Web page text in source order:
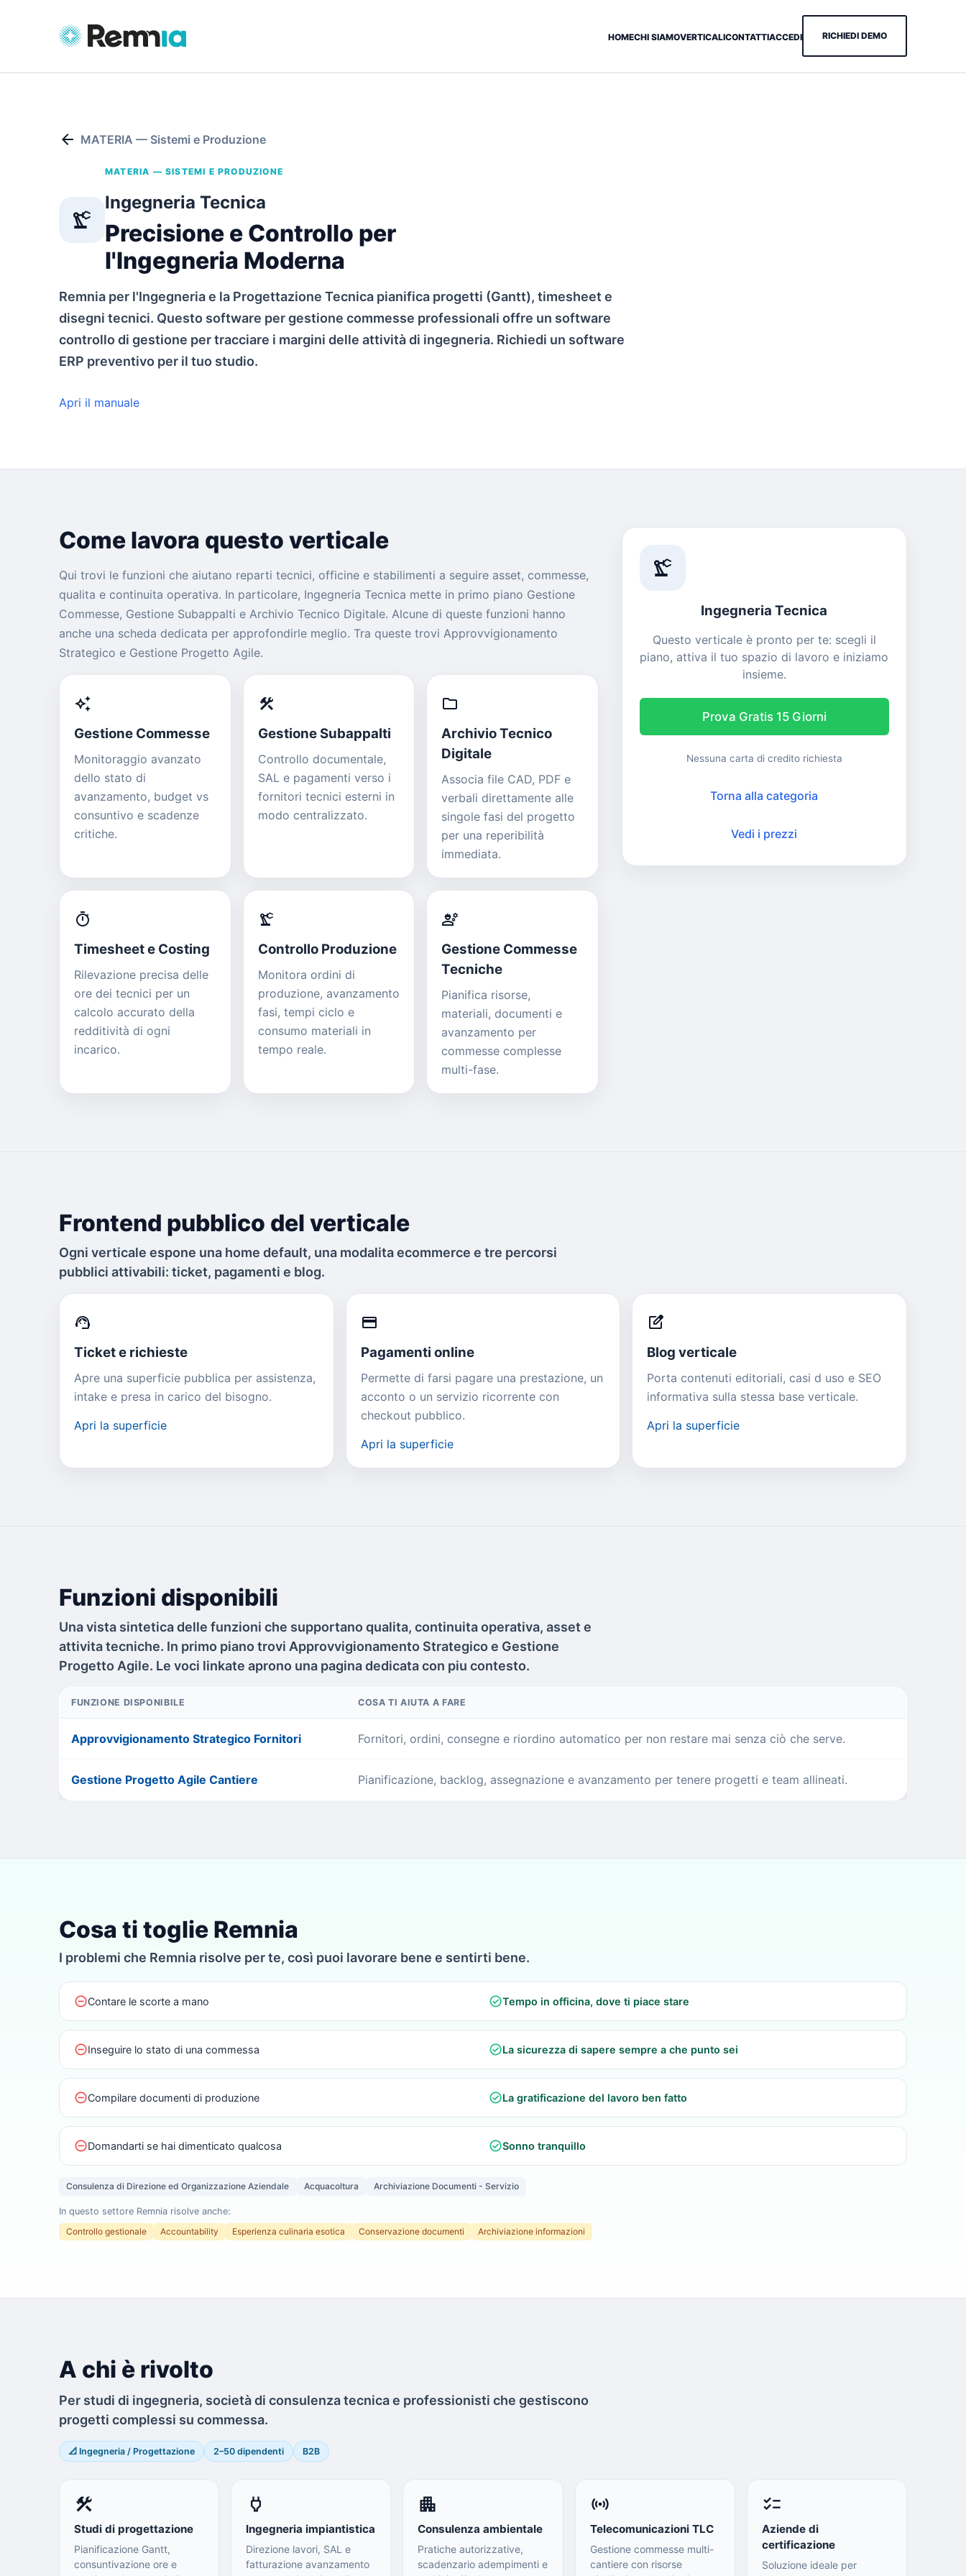
HOMECHI SIAMOVERTICALICONTATTIACCEDI RICHIEDI DEMO
arrow_back MATERIA — Sistemi e Produzione
precision_manufacturing
MATERIA — SISTEMI E PRODUZIONE
Ingegneria Tecnica
Precisione e Controllo per
l'Ingegneria Moderna
Remnia per l'Ingegneria e la Progettazione Tecnica pianifica progetti (Gantt), timesheet e
disegni tecnici. Questo software per gestione commesse professionali offre un software
controllo di gestione per tracciare i margini delle attività di ingegneria. Richiedi un software
ERP preventivo per il tuo studio.
Apri il manuale
Come lavora questo verticale
Qui trovi le funzioni che aiutano reparti tecnici, officine e stabilimenti a seguire asset, commesse,
qualita e continuita operativa. In particolare, Ingegneria Tecnica mette in primo piano Gestione
Commesse, Gestione Subappalti e Archivio Tecnico Digitale. Alcune di queste funzioni hanno
anche una scheda dedicata per approfondirle meglio. Tra queste trovi Approvvigionamento
Strategico e Gestione Progetto Agile.
auto_awesome
Gestione Commesse
Monitoraggio avanzato
dello stato di
avanzamento, budget vs
consuntivo e scadenze
critiche.
construction
Gestione Subappalti
Controllo documentale,
SAL e pagamenti verso i
fornitori tecnici esterni in
modo centralizzato.
folder
Archivio Tecnico
Digitale
Associa file CAD, PDF e
verbali direttamente alle
singole fasi del progetto
per una reperibilità
immediata.
timer
Timesheet e Costing
Rilevazione precisa delle
ore dei tecnici per un
calcolo accurato della
redditività di ogni
incarico.
precision_manufacturing
Controllo Produzione
Monitora ordini di
produzione, avanzamento
fasi, tempi ciclo e
consumo materiali in
tempo reale.
engineering
Gestione Commesse
Tecniche
Pianifica risorse,
materiali, documenti e
avanzamento per
commesse complesse
multi-fase.
precision_manufacturing
Ingegneria Tecnica
Questo verticale è pronto per te: scegli il
piano, attiva il tuo spazio di lavoro e iniziamo
insieme.
Prova Gratis 15 Giorni
Nessuna carta di credito richiesta
Torna alla categoria
Vedi i prezzi
Frontend pubblico del verticale
Ogni verticale espone una home default, una modalita ecommerce e tre percorsi
pubblici attivabili: ticket, pagamenti e blog.
support_agent
Ticket e richieste
Apre una superficie pubblica per assistenza,
intake e presa in carico del bisogno.
Apri la superficie
credit_card
Pagamenti online
Permette di farsi pagare una prestazione, un
acconto o un servizio ricorrente con
checkout pubblico.
Apri la superficie
edit_square
Blog verticale
Porta contenuti editoriali, casi d uso e SEO
informativa sulla stessa base verticale.
Apri la superficie
Funzioni disponibili
Una vista sintetica delle funzioni che supportano qualita, continuita operativa, asset e
attivita tecniche. In primo piano trovi Approvvigionamento Strategico e Gestione
Progetto Agile. Le voci linkate aprono una pagina dedicata con piu contesto.
FUNZIONE DISPONIBILE COSA TI AIUTA A FARE
Approvvigionamento Strategico Fornitori Fornitori, ordini, consegne e riordino automatico per non restare mai senza ciò che serve.
Gestione Progetto Agile Cantiere Pianificazione, backlog, assegnazione e avanzamento per tenere progetti e team allineati.
Cosa ti toglie Remnia
I problemi che Remnia risolve per te, così puoi lavorare bene e sentirti bene.
do_not_disturb_onContare le scorte a mano check_circleTempo in officina, dove ti piace stare
do_not_disturb_onInseguire lo stato di una commessa check_circleLa sicurezza di sapere sempre a che punto sei
do_not_disturb_onCompilare documenti di produzione check_circleLa gratificazione del lavoro ben fatto
do_not_disturb_onDomandarti se hai dimenticato qualcosa check_circleSonno tranquillo
Consulenza di Direzione ed Organizzazione Aziendale Acquacoltura Archiviazione Documenti - Servizio
In questo settore Remnia risolve anche:
Controllo gestionale
Accountability Esperienza culinaria esotica Conservazione documenti Archiviazione informazioni
A chi è rivolto
Per studi di ingegneria, società di consulenza tecnica e professionisti che gestiscono
progetti complessi su commessa.
📐 Ingegneria / Progettazione 2–50 dipendenti B2B
construction
Studi di progettazione
Pianificazione Gantt,
consuntivazione ore e
power
Ingegneria impiantistica
Direzione lavori, SAL e
fatturazione avanzamento
apartment
Consulenza ambientale
Pratiche autorizzative,
scadenzario adempimenti e
sensors
Telecomunicazioni TLC
Gestione commesse multi-
cantiere con risorse
checklist
Aziende di
certificazione
Soluzione ideale per